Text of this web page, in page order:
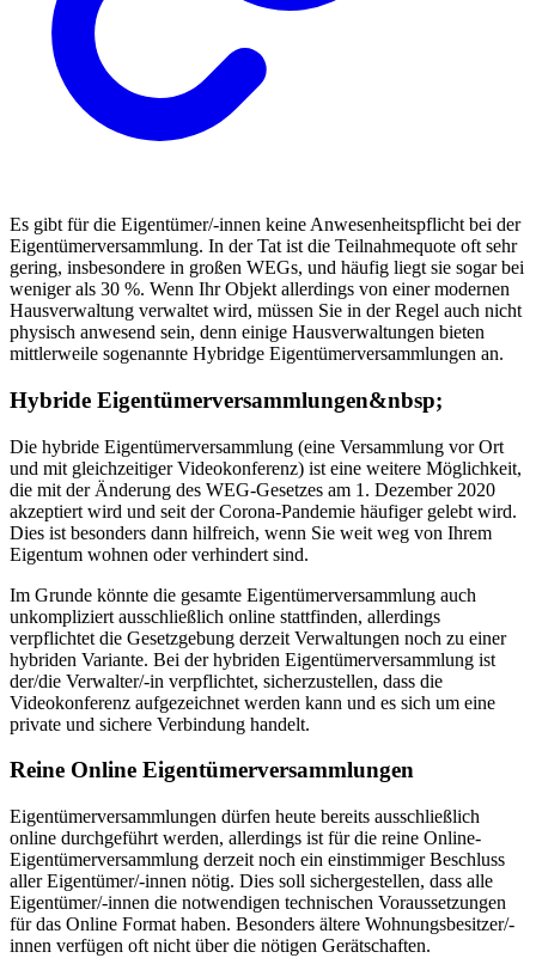
Es gibt für die Eigentümer/-innen keine Anwesenheitspflicht bei der
Eigentümerversammlung. In der Tat ist die Teilnahmequote oft sehr
gering, insbesondere in großen WEGs, und häufig liegt sie sogar bei
weniger als 30 %. Wenn Ihr Objekt allerdings von einer modernen
Hausverwaltung verwaltet wird, müssen Sie in der Regel auch nicht
physisch anwesend sein, denn einige Hausverwaltungen bieten
mittlerweile sogenannte Hybridge Eigentümerversammlungen an.
Hybride Eigentümerversammlungen&nbsp;
Die hybride Eigentümerversammlung (eine Versammlung vor Ort
und mit gleichzeitiger Videokonferenz) ist eine weitere Möglichkeit,
die mit der Änderung des WEG-Gesetzes am 1. Dezember 2020
akzeptiert wird und seit der Corona-Pandemie häufiger gelebt wird.
Dies ist besonders dann hilfreich, wenn Sie weit weg von Ihrem
Eigentum wohnen oder verhindert sind.
Im Grunde könnte die gesamte Eigentümerversammlung auch
unkompliziert ausschließlich online stattfinden, allerdings
verpflichtet die Gesetzgebung derzeit Verwaltungen noch zu einer
hybriden Variante. Bei der hybriden Eigentümerversammlung ist
der/die Verwalter/-in verpflichtet, sicherzustellen, dass die
Videokonferenz aufgezeichnet werden kann und es sich um eine
private und sichere Verbindung handelt.
Reine Online Eigentümerversammlungen
Eigentümerversammlungen dürfen heute bereits ausschließlich
online durchgeführt werden, allerdings ist für die reine Online-
Eigentümerversammlung derzeit noch ein einstimmiger Beschluss
aller Eigentümer/-innen nötig. Dies soll sichergestellen, dass alle
Eigentümer/-innen die notwendigen technischen Voraussetzungen
für das Online Format haben. Besonders ältere Wohnungsbesitzer/-
innen verfügen oft nicht über die nötigen Gerätschaften.